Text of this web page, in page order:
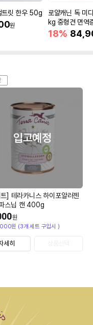
트릿 한우 50g
원
로얄캐닌 독 미
kg 중형견 면역
18%
입고예정
] 테라카니스 하이포알러젠
스닙 캔 400g
원
원 (3개 세트 구입시 )
세히